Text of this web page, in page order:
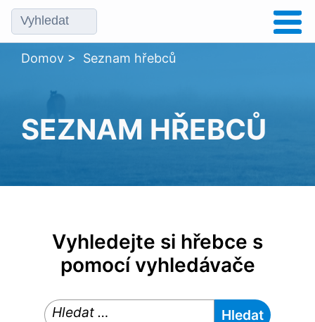
Domov > Seznam hřebců
SEZNAM HŘEBCŮ
Vyhledejte si hřebce s
pomocí vyhledávače